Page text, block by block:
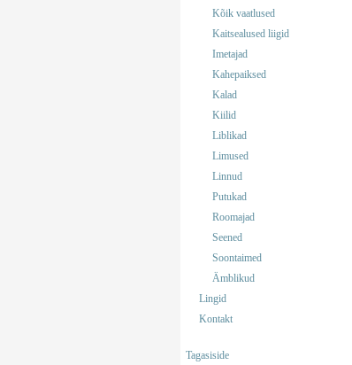
Kõik vaatlused
Kaitsealused liigid
Imetajad
Kahepaiksed
Kalad
Kiilid
Liblikad
Limused
Linnud
Putukad
Roomajad
Seened
Soontaimed
Ämblikud
Lingid
Kontakt
Tagasiside